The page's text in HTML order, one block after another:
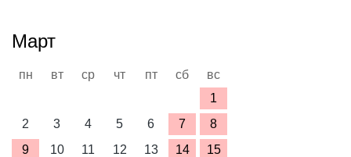
Март
пн вт ср чт пт сб
вс
1
2
3 4 5 6 7
8
9
10 11 12 13 14
15